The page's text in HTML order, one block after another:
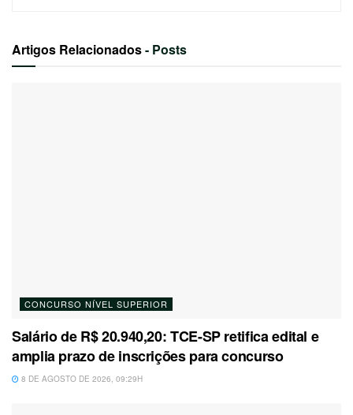
Artigos Relacionados- Posts
CONCURSO NÍVEL SUPERIOR
Salário de R$ 20.940,20: TCE-SP retifica edital e
amplia prazo de inscrições para concurso
8 DE AGOSTO DE 2026, 09:29H